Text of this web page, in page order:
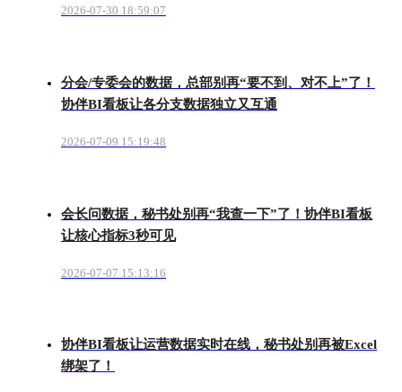
2026-07-30 18:59:07
分会/专委会的数据，总部别再“要不到、对不上”了！
协伴BI看板让各分支数据独立又互通
2026-07-09 15:19:48
会长问数据，秘书处别再“我查一下”了！协伴BI看板
让核心指标3秒可见
2026-07-07 15:13:16
协伴BI看板让运营数据实时在线，秘书处别再被Excel
绑架了！